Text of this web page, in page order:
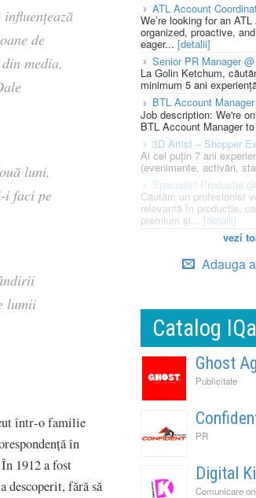
de
media,
luni,
i faci pe
lumii
într‑o familie
în
1912 a fost
descoperit, fără să
ATL Account
We’re looking for an
organized, proactive,
eager... [detalii]
Senior PR Manager
La Golin Ketchum,
minimum 5 ani
BTL Account
Job description: We're
BTL Account Manager
3D Artist – Shopper
Ai cel puțin 7 ani
(evenimente, activări,
Specialist Productie
Căutăm un profesionist
relevantă în producție,
premium și... [detalii]
vezi
Adauga
Catalog
Ghost
Publicitate
PR
Digital
Comunicare